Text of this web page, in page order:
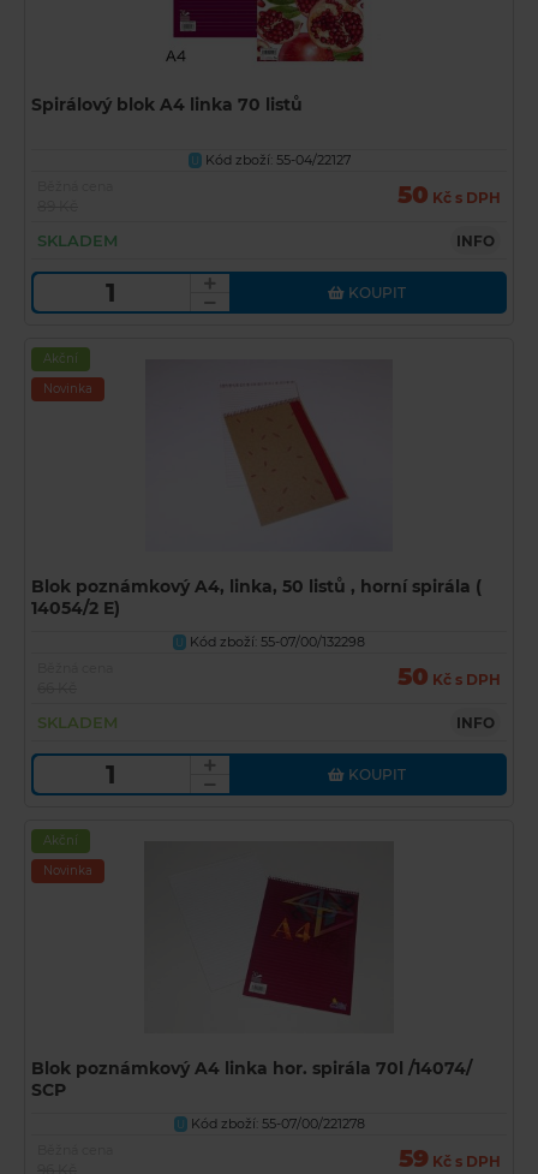
Spirálový blok A4 linka 70 listů
U Kód zboží: 55-04/22127
50 Kč s DPH
SKLADEM INFO
KOUPIT
Akční
Novinka
Blok poznámkový A4, linka, 50 listů , horní spirála (
14054/2 E)
U
Kód zboží: 55-07/00/132298
50 Kč s DPH
SKLADEM INFO
KOUPIT
Akční
Novinka
Blok poznámkový A4 linka hor. spirála 70l /14074/
SCP
U Kód zboží: 55-07/00/221278
59 Kč s DPH